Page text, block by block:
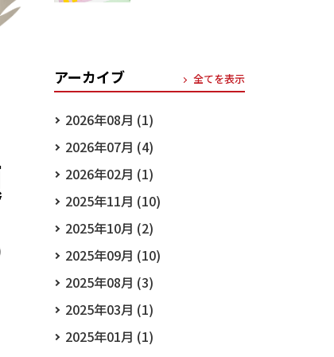
アーカイブ
2026年08月 (1)
2026年07月 (4)
2026年02月 (1)
2025年11月 (10)
2025年10月 (2)
2025年09月 (10)
2025年08月 (3)
2025年03月 (1)
2025年01月 (1)
全てを表示